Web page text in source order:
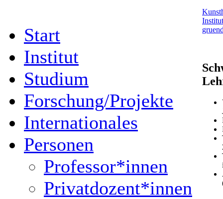
Start
Institut
Studium
Forschung/Projekte
Internationales
Personen
Professor*innen
Privatdozent*innen
Institut